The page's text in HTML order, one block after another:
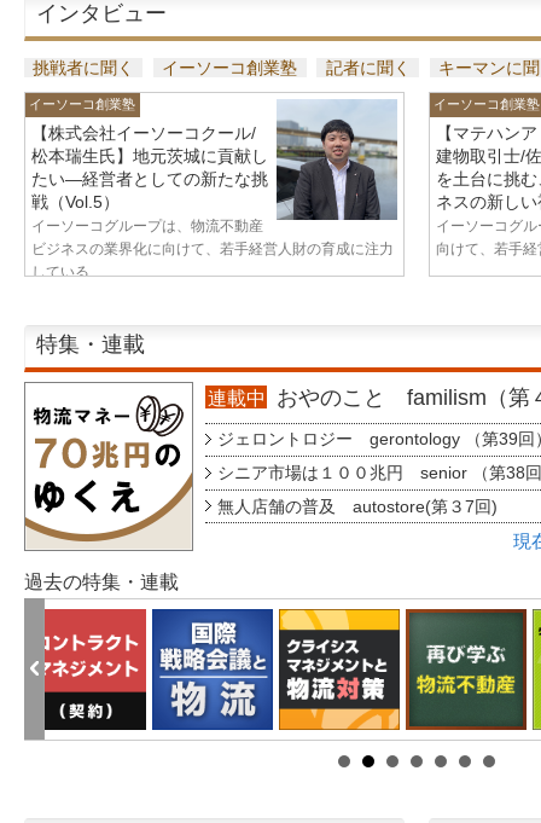
インタビュー
挑戦者に聞く イーソーコ創業塾 記者に聞く キーマンに
イーソーコ創業塾
【株式会社イーソーコクール/
松本瑞生氏】地元茨城に貢献し
たい—経営者としての新たな挑
戦（Vol.5）
イーソーコグループは、物流不動産
ビジネスの業界化に向けて、若手経営人財の育成に注力
している...
イーソーコ創業塾
【マテハン
建物取引士/
を土台に挑
ネスの新し
イーソーコグ
向けて、若手
特集・連載
連載中 おやのこと familism（第
ジェロントロジー gerontology （第39回
シニア市場は１００兆円 senior （第38
無人店舗の普及 autostore(第３7回)
現
過去の特集・連載